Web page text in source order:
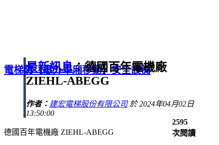
電梯防【意外車廂移動】安全設備
最新訊息：德國百年電機廠
ZIEHL-ABEGG
作者： 建宏電梯股份有限公司於 2024年04月02日
13:50:00
2595
次閱讀
德國百年電機廠 ZIEHL-ABEGG